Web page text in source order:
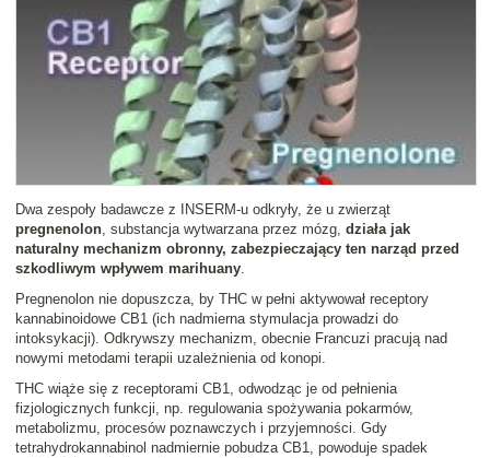
Dwa zespoły badawcze z INSERM-u odkryły, że u zwierząt
pregnenolon, substancja wytwarzana przez mózg, działa jak
naturalny mechanizm obronny, zabezpieczający ten narząd przed
szkodliwym wpływem marihuany.
Pregnenolon nie dopuszcza, by THC w pełni aktywował receptory
kannabinoidowe CB1 (ich nadmierna stymulacja prowadzi do
intoksykacji). Odkrywszy mechanizm, obecnie Francuzi pracują nad
nowymi metodami terapii uzależnienia od konopi.
THC wiąże się z receptorami CB1, odwodząc je od pełnienia
fizjologicznych funkcji, np. regulowania spożywania pokarmów,
metabolizmu, procesów poznawczych i przyjemności. Gdy
tetrahydrokannabinol nadmiernie pobudza CB1, powoduje spadek